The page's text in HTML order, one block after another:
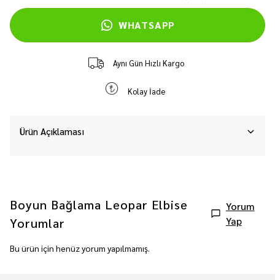
WHATSAPP
Aynı Gün Hızlı Kargo
Kolay İade
Ürün Açıklaması
Boyun Bağlama Leopar Elbise
Yorumlar
Yorum
Yap
Bu ürün için henüz yorum yapılmamış.